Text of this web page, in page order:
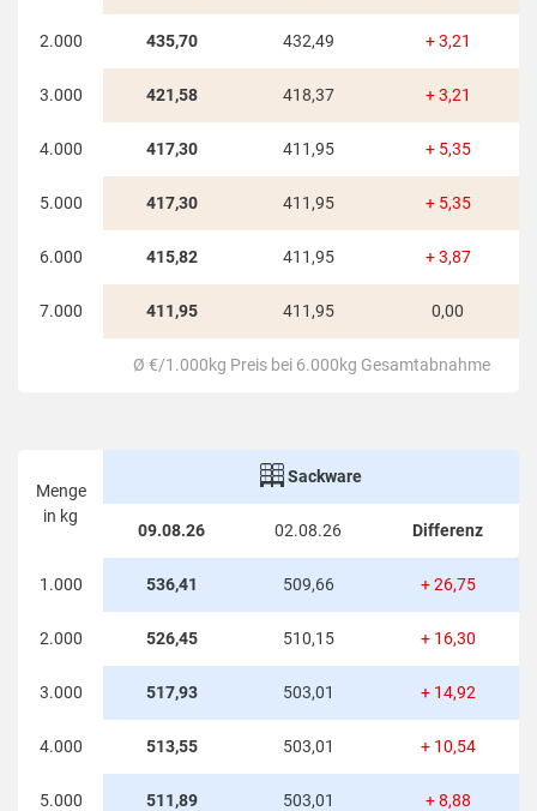
Die Übersicht ist sowohl für einzelne Abnehmer,
als auch für Sammelbesteller interessant. Für
einen Haushalt sind die Staffelpreise in der
aufschlussreiche Preisinformationen und
Staffelungen in allen weiteren Spalten der
Tabelle. Generell gilt: je höher die Menge der
In Brandenburg liegen die Preise für Holzpellets
dem 1.000 kg Durchschnittspreis bei 6.000 kg
Gesamtabnahme in Deutschland.
2.000 435,70 432,49 + 3,21
3.000 421,58 418,37 + 3,21
4.000 417,30 411,95 + 5,35
5.000 417,30 411,95 + 5,35
6.000 415,82 411,95 + 3,87
7.000 411,95 411,95 0,00
Ø €/1.000kg Preis bei 6.000kg Gesamtabnahme
Menge
in kg
Sackware
09.08.26 02.08.26 Differenz
1.000 536,41 509,66 + 26,75
2.000 526,45 510,15 + 16,30
3.000 517,93 503,01 + 14,92
4.000 513,55 503,01 + 10,54
5.000 511,89 503,01 + 8,88